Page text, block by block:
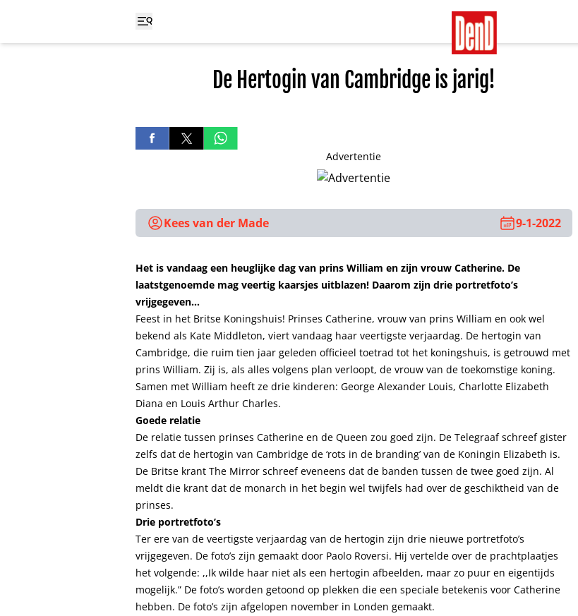
De Hertogin van Cambridge is jarig!
Advertentie
Kees van der Made 9-1-2022
Het is vandaag een heuglijke dag van prins William en zijn vrouw Catherine. De
laatstgenoemde mag veertig kaarsjes uitblazen! Daarom zijn drie portretfoto’s
vrijgegeven…
Feest in het Britse Koningshuis! Prinses Catherine, vrouw van prins William en ook wel
bekend als Kate Middleton, viert vandaag haar veertigste verjaardag. De hertogin van
Cambridge, die ruim tien jaar geleden officieel toetrad tot het koningshuis, is getrouwd met
prins William. Zij is, als alles volgens plan verloopt, de vrouw van de toekomstige koning.
Samen met William heeft ze drie kinderen: George Alexander Louis, Charlotte Elizabeth
Diana en Louis Arthur Charles.
Goede relatie
De relatie tussen prinses Catherine en de Queen zou goed zijn. De Telegraafschreef gister
zelfs dat de hertogin van Cambridge de ‘rots in de branding’ van de Koningin Elizabeth is.
De Britse krant The Mirror schreef eveneens dat de banden tussen de twee goed zijn. Al
meldt die krant dat de monarch in het begin wel twijfels had over de geschiktheid van de
prinses.
Drie portretfoto’s
Ter ere van de veertigste verjaardag van de hertogin zijn drie nieuwe portretfoto’s
vrijgegeven. De foto’s zijn gemaakt door Paolo Roversi. Hij vertelde over de prachtplaatjes
het volgende: ,,Ik wilde haar niet als een hertogin afbeelden, maar zo puur en eigentijds
mogelijk.” De foto’s worden getoond op plekken die een speciale betekenis voor Catherine
hebben. De foto’s zijn afgelopen november in Londen gemaakt.